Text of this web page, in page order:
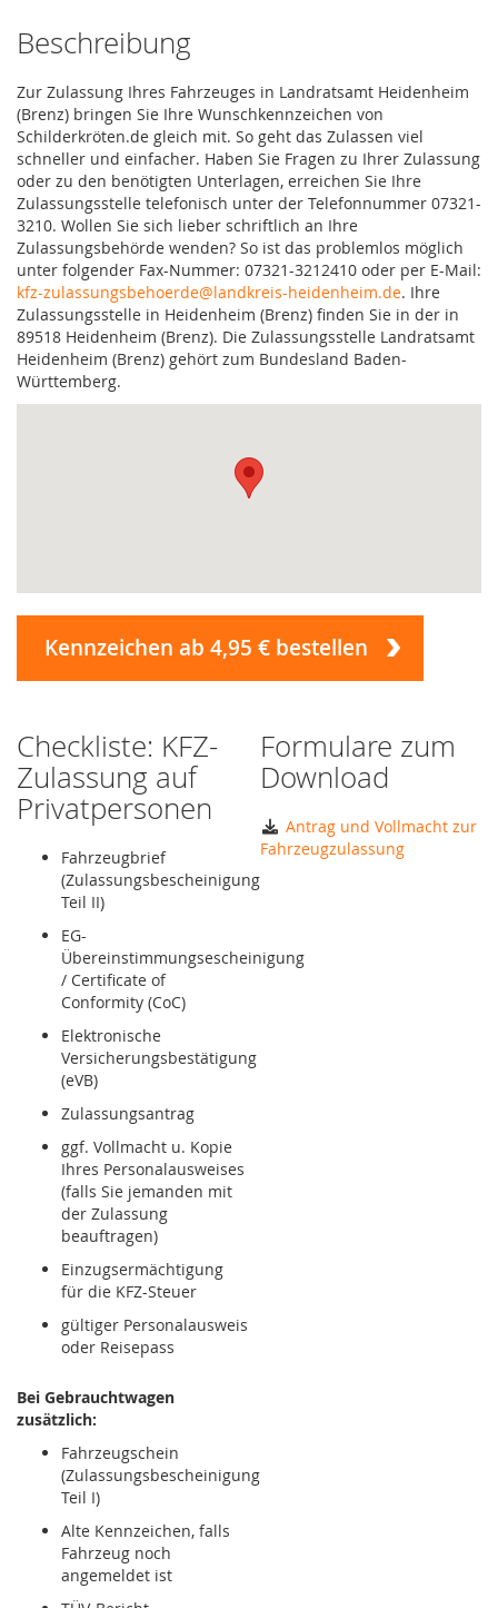
Beschreibung
Zur Zulassung Ihres Fahrzeuges in Landratsamt Heidenheim
(Brenz) bringen Sie Ihre Wunschkennzeichen von
Schilderkröten.de gleich mit. So geht das Zulassen viel
schneller und einfacher. Haben Sie Fragen zu Ihrer Zulassung
oder zu den benötigten Unterlagen, erreichen Sie Ihre
Zulassungsstelle telefonisch unter der Telefonnummer 07321-
3210. Wollen Sie sich lieber schriftlich an Ihre
Zulassungsbehörde wenden? So ist das problemlos möglich
unter folgender Fax-Nummer: 07321-3212410 oder per E-Mail:
kfz-zulassungsbehoerde@landkreis-heidenheim.de. Ihre
Zulassungsstelle in Heidenheim (Brenz) finden Sie in der in
89518 Heidenheim (Brenz). Die Zulassungsstelle Landratsamt
Heidenheim (Brenz) gehört zum Bundesland Baden-
Württemberg.
Kennzeichen ab 4,95 € bestellen
Checkliste: KFZ-
Zulassung auf
Privatpersonen
Fahrzeugbrief
(Zulassungsbescheinigung
Teil II)
EG-
Übereinstimmungsescheinigung
/ Certificate of
Conformity (CoC)
Elektronische
Versicherungsbestätigung
(eVB)
Zulassungsantrag
ggf. Vollmacht u. Kopie
Ihres Personalausweises
(falls Sie jemanden mit
der Zulassung
beauftragen)
Einzugsermächtigung
für die KFZ-Steuer
gültiger Personalausweis
oder Reisepass
Bei Gebrauchtwagen
zusätzlich:
Fahrzeugschein
(Zulassungsbescheinigung
Teil I)
Alte Kennzeichen, falls
Fahrzeug noch
angemeldet ist
Formulare zum
Download
Antrag und Vollmacht zur
Fahrzeugzulassung